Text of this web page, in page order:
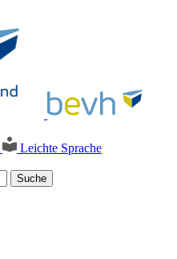
Leichte Sprache
Suche